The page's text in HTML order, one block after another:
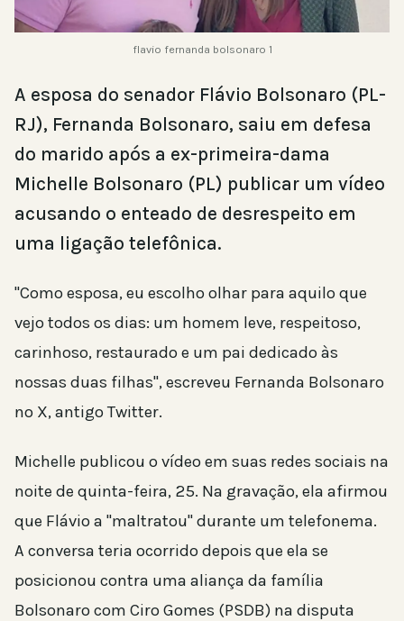
flavio fernanda bolsonaro 1
A esposa do senador Flávio Bolsonaro (PL-
RJ), Fernanda Bolsonaro, saiu em defesa
do marido após a ex-primeira-dama
Michelle Bolsonaro (PL) publicar um vídeo
acusando o enteado de desrespeito em
uma ligação telefônica.
"Como esposa, eu escolho olhar para aquilo que
vejo todos os dias: um homem leve, respeitoso,
carinhoso, restaurado e um pai dedicado às
nossas duas filhas", escreveu Fernanda Bolsonaro
no X, antigo Twitter.
Michelle publicou o vídeo em suas redes sociais na
noite de quinta-feira, 25. Na gravação, ela afirmou
que Flávio a "maltratou" durante um telefonema.
A conversa teria ocorrido depois que ela se
posicionou contra uma aliança da família
Bolsonaro com Ciro Gomes (PSDB) na disputa